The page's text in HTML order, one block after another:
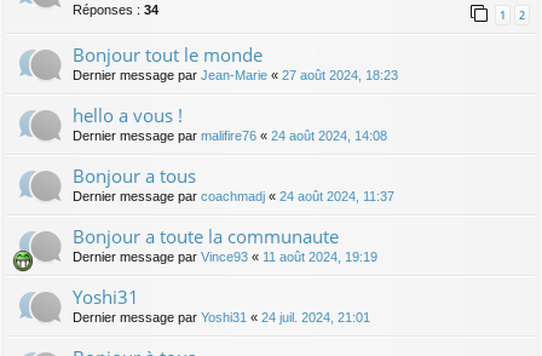
Réponses : 34 1 2
Bonjour tout le monde
Dernier message par Jean-Marie « 27 août 2024, 18:23
hello a vous !
Dernier message par malifire76 « 24 août 2024, 14:08
Bonjour a tous
Dernier message par coachmadj « 24 août 2024, 11:37
Bonjour a toute la communaute
Dernier message par Vince93 « 11 août 2024, 19:19
Yoshi31
Dernier message par Yoshi31 « 24 juil. 2024, 21:01